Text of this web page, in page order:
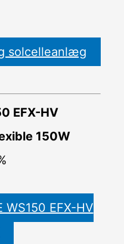
solcelleanlæg
EFX-HV
150W
WS150 EFX-HV